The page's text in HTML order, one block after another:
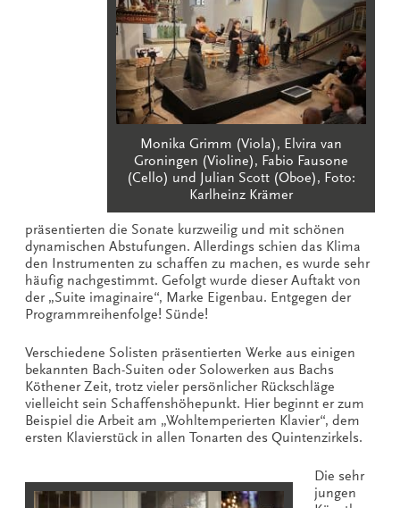
Monika Grimm (Viola), Elvira van
Groningen (Violine), Fabio Fausone
(Cello) und Julian Scott (Oboe), Foto:
Karlheinz Krämer
präsentierten die Sonate kurzweilig und mit schönen
dynamischen Abstufungen. Allerdings schien das Klima
den Instrumenten zu schaffen zu machen, es wurde sehr
häufig nachgestimmt. Gefolgt wurde dieser Auftakt von
der „Suite imaginaire“, Marke Eigenbau. Entgegen der
Programmreihenfolge! Sünde!
Verschiedene Solisten präsentierten Werke aus einigen
bekannten Bach-Suiten oder Solowerken aus Bachs
Köthener Zeit, trotz vieler persönlicher Rückschläge
vielleicht sein Schaffenshöhepunkt. Hier beginnt er zum
Beispiel die Arbeit am „Wohltemperierten Klavier“, dem
ersten Klavierstück in allen Tonarten des Quintenzirkels.
Die sehr
jungen